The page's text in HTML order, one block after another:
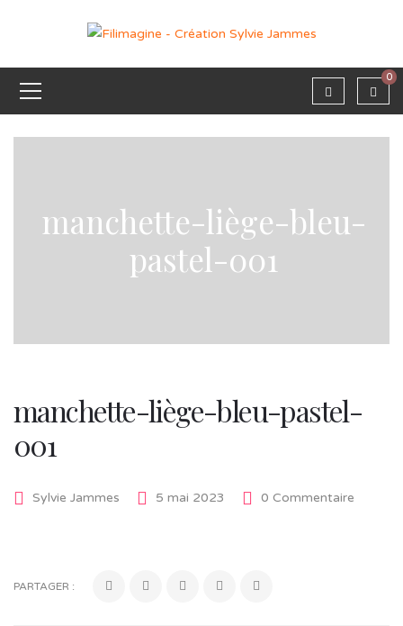
0
manchette-liège-bleu-
pastel-001
manchette-liège-bleu-pastel-
001
Sylvie Jammes 5 mai 2023 0 Commentaire
PARTAGER :